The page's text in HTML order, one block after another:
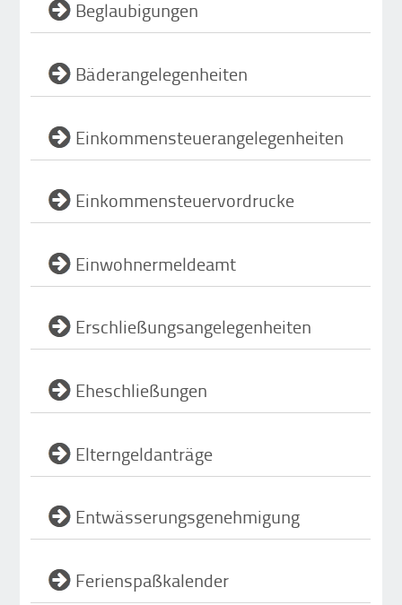
Beglaubigungen
Bäderangelegenheiten
Einkommensteuerangelegenheiten
Einkommensteuervordrucke
Einwohnermeldeamt
Erschließungsangelegenheiten
Eheschließungen
Elterngeldanträge
Entwässerungsgenehmigung
Ferienspaßkalender